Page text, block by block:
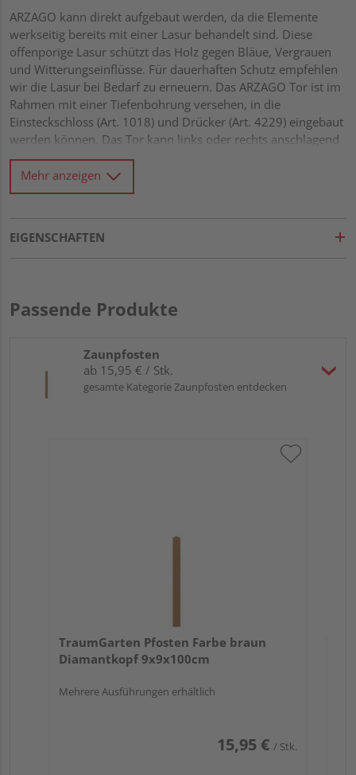
ARZAGO kann direkt aufgebaut werden, da die Elemente
werkseitig bereits mit einer Lasur behandelt sind. Diese
offenporige Lasur schützt das Holz gegen Bläue, Vergrauen
und Witterungseinflüsse. Für dauerhaften Schutz empfehlen
wir die Lasur bei Bedarf zu erneuern. Das ARZAGO Tor ist im
Rahmen mit einer Tiefenbohrung versehen, in die
Einsteckschloss (Art. 1018) und Drücker (Art. 4229) eingebaut
werden können. Das Tor kann links oder rechts anschlagend
montiert werden. Stabile Elemente mit eleganter,
horizontaler Profilierung Stabiler Rahmen 40 x 70 mm mit
verzapften Ecken Drainagenut und Wasserablauflöcher im
Diagonalverstrebung für Extra-Stabilität
Mehr anzeigen
EIGENSCHAFTEN
Passende Produkte
Zaunpfosten
ab 15,95 € / Stk.
gesamte Kategorie Zaunpfosten entdecken
TraumGarten Pfosten Farbe braun
Diamantkopf 9x9x100cm
Mehrere Ausführungen erhältlich
15,95 € / Stk.